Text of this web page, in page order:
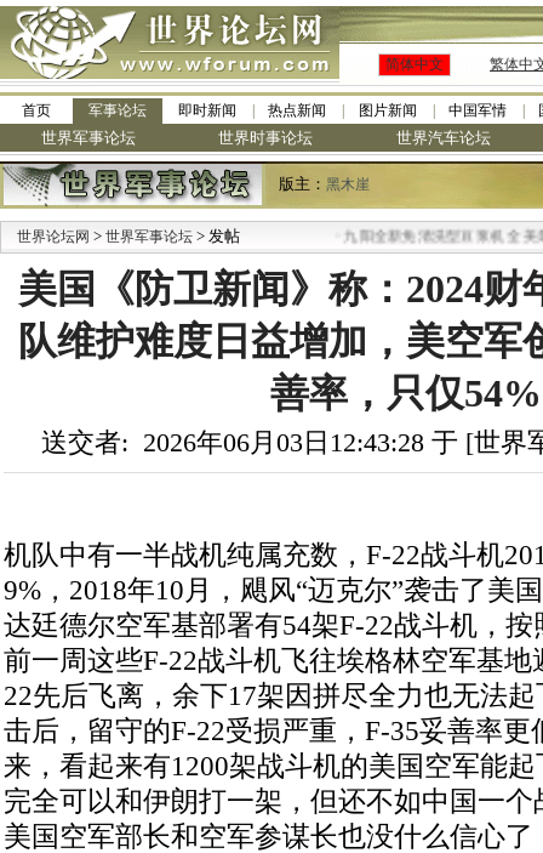
简体中文 繁体中
首页 军事论坛 即时新闻 热点新闻 图片新闻 中国军情
世界军事论坛 世界时事论坛 世界汽车论坛
版主： 黑木崖
世界论坛网 > 世界军事论坛 > 发帖 九阳全新免清洗型豆浆机 全美最低
美国《防卫新闻》称：2024财
队维护难度日益增加，美空军
善率，只仅54%
送交者: 2026年06月03日12:43:28 于 [世
机队中有一半战机纯属充数，F-22战斗机
9%，2018年10月，飓风“迈克尔”袭击了美
达廷德尔空军基部署有54架F-22战斗机，
前一周这些F-22战斗机飞往埃格林空军基地
22先后飞离，余下17架因拼尽全力也无法
击后，留守的F-22受损严重，F-35妥善率更
来，看起来有1200架战斗机的美国空军能
完全可以和伊朗打一架，但还不如中国一个
美国空军部长和空军参谋长也没什么信心